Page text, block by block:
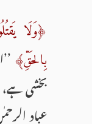
﴿وَلَا
بِالحَقِّ﴾
بخشی ہے،
عباد